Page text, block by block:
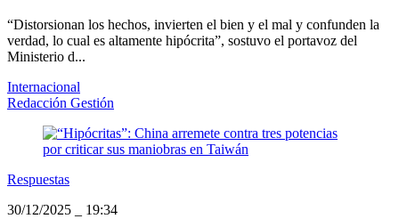
“Distorsionan los hechos, invierten el bien y el mal y confunden la
verdad, lo cual es altamente hipócrita”, sostuvo el portavoz del
Ministerio d...
Internacional
Redacción Gestión
Respuestas
30/12/2025
19:34